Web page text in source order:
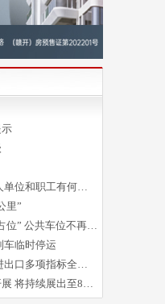
企业年金新规程出台 对用人单位和职工有何影响？
里”
赣州经开区城管整治“花式占位” 公共车位不再“一位难求”
车临时停运
上半年赣州外贸量稳质升 进出口多项指标全省靠前
中俄艺术交流画展在赣州开展 将持续展出至8月28日